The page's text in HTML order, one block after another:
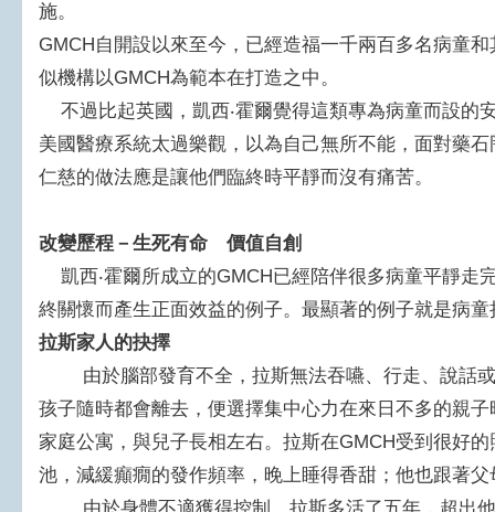
施。
GMCH自開設以來至今，已經造福一千兩百多名病童
似機構以GMCH為範本在打造之中。
不過比起英國，凱西‧霍爾覺得這類專為病童而設的
美國醫療系統太過樂觀，以為自己無所不能，面對藥
仁慈的做法應是讓他們臨終時平靜而沒有痛苦。
改變歷程－生死有命 價值自創
凱西‧霍爾所成立的GMCH已經陪伴很多病童平靜走
終關懷而產生正面效益的例子。最顯著的例子就是病
拉斯家人的抉擇
由於腦部發育不全，拉斯無法吞嚥、行走、說話或
孩子隨時都會離去，便選擇集中心力在來日不多的親
家庭公寓，與兒子長相左右。拉斯在GMCH受到很好
池，減緩癲癇的發作頻率，晚上睡得香甜；他也跟著